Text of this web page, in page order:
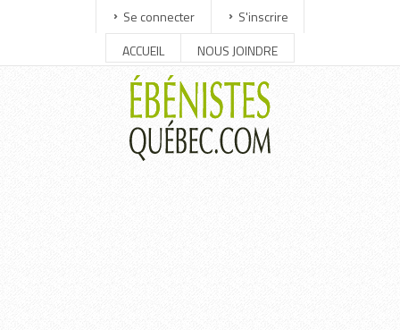
Se connecter
S'inscrire
ACCUEIL
NOUS JOINDRE